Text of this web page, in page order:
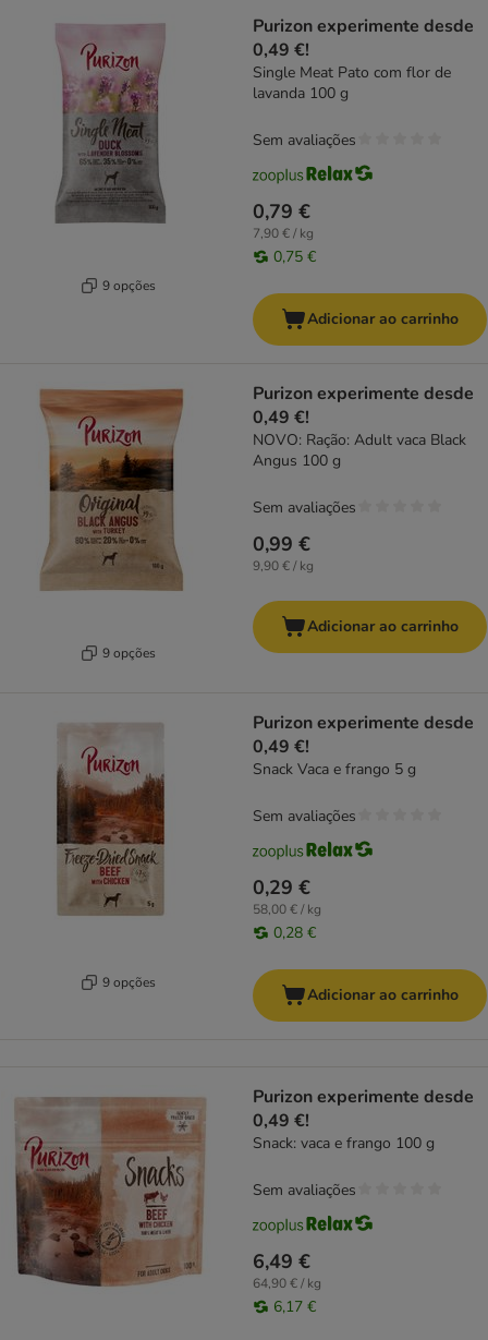
9 opções
Purizon experimente desde
0,49 €!
Single Meat Pato com flor de
lavanda 100 g
0,79 €
7,90 € / kg
0,75 €
Sem avaliações
Adicionar ao carrinho
9 opções
Purizon experimente desde
0,49 €!
NOVO: Ração: Adult vaca Black
Angus 100 g
0,99 €
9,90 € / kg
Sem avaliações
Adicionar ao carrinho
9 opções
Purizon experimente desde
0,49 €!
Snack Vaca e frango 5 g
0,29 €
58,00 € / kg
0,28 €
Sem avaliações
Adicionar ao carrinho
Purizon experimente desde
0,49 €!
Snack: vaca e frango 100 g
6,49 €
64,90 € / kg
6,17 €
Sem avaliações